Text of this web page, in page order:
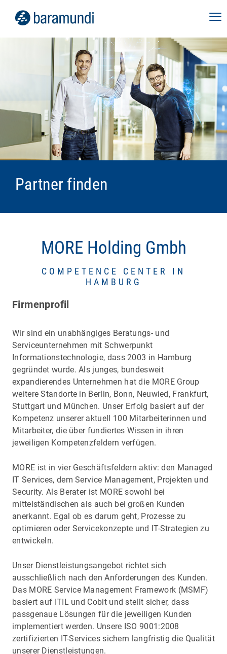
Partner finden
MORE Holding Gmbh
COMPETENCE CENTER IN
HAMBURG
Firmenprofil
Wir sind ein unabhängiges Beratungs- und
Serviceunternehmen mit Schwerpunkt
Informationstechnologie, dass 2003 in Hamburg
gegründet wurde. Als junges, bundesweit
expandierendes Unternehmen hat die MORE Group
weitere Standorte in Berlin, Bonn, Neuwied, Frankfurt,
Stuttgart und München. Unser Erfolg basiert auf der
Kompetenz unserer aktuell 100 Mitarbeiterinnen und
Mitarbeiter, die über fundiertes Wissen in ihren
jeweiligen Kompetenzfeldern verfügen.
MORE ist in vier Geschäftsfeldern aktiv: den Managed
IT Services, dem Service Management, Projekten und
Security. Als Berater ist MORE sowohl bei
mittelständischen als auch bei großen Kunden
anerkannt. Egal ob es darum geht, Prozesse zu
optimieren oder Servicekonzepte und IT-Strategien zu
entwickeln.
Unser Dienstleistungsangebot richtet sich
ausschließlich nach den Anforderungen des Kunden.
Das MORE Service Management Framework (MSMF)
basiert auf ITIL und Cobit und stellt sicher, dass
passgenaue Lösungen für die jeweiligen Kunden
implementiert werden. Unsere ISO 9001:2008
zertifizierten IT-Services sichern langfristig die Qualität
unserer Dienstleistungen.